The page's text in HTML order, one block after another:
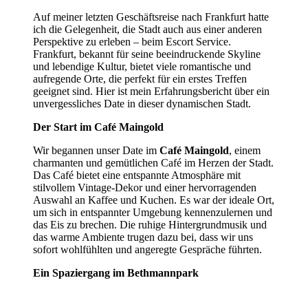
Auf meiner letzten Geschäftsreise nach Frankfurt hatte
ich die Gelegenheit, die Stadt auch aus einer anderen
Perspektive zu erleben – beim Escort Service.
Frankfurt, bekannt für seine beeindruckende Skyline
und lebendige Kultur, bietet viele romantische und
aufregende Orte, die perfekt für ein erstes Treffen
geeignet sind. Hier ist mein Erfahrungsbericht über ein
unvergessliches Date in dieser dynamischen Stadt.
Der Start im Café Maingold
Wir begannen unser Date im Café Maingold, einem
charmanten und gemütlichen Café im Herzen der Stadt.
Das Café bietet eine entspannte Atmosphäre mit
stilvollem Vintage-Dekor und einer hervorragenden
Auswahl an Kaffee und Kuchen. Es war der ideale Ort,
um sich in entspannter Umgebung kennenzulernen und
das Eis zu brechen. Die ruhige Hintergrundmusik und
das warme Ambiente trugen dazu bei, dass wir uns
sofort wohlfühlten und angeregte Gespräche führten.
Ein Spaziergang im Bethmannpark